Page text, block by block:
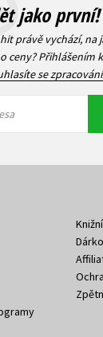
jako první!
právě vychází, na
ceny? Přihlášením
se